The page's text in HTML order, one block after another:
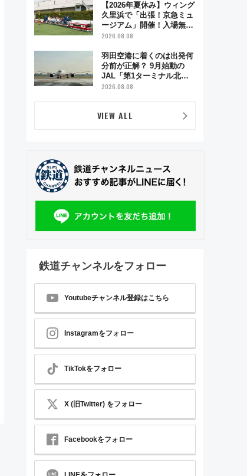
【2026年夏休み】ウィング
久里浜で「出張！京急ミュ
ージアム」開催！入場無料
でスタンプラリーや子ども
2026.08.08
羽田空港に着くのは出発何
分前が正解？ 9月始動の
JAL「第1ターミナル北側
サテライト」は徒歩1キロ
2026.08.08
VIEW ALL
鉄道チャンネルをフォロー
Youtubeチャンネル登録はこちら
Instagramをフォロー
TikTokをフォロー
X (旧Twitter) をフォロー
Facebookをフォロー